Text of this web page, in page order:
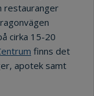
restauranger
cirka 15-20
finns det
apotek samt